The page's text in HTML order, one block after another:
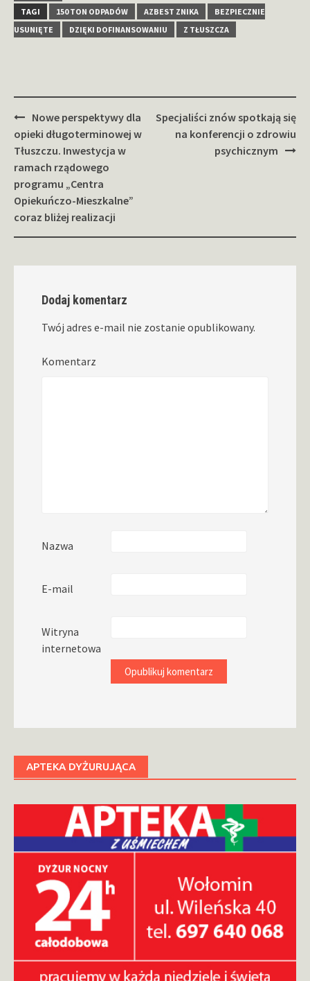
TAGI 150 TON ODPADÓW AZBEST ZNIKA
BEZPIECZNIE
USUNIĘTE
DZIĘKI DOFINANSOWANIU Z TŁUSZCZA
Zobacz
wpisy
Nowe perspektywy dla
opieki długoterminowej w
Tłuszczu. Inwestycja w
ramach rządowego
programu „Centra
Opiekuńczo-Mieszkalne”
coraz bliżej realizacji
Specjaliści znów spotkają się
na konferencji o zdrowiu
psychicznym
Dodaj komentarz
Twój adres e-mail nie zostanie opublikowany.
Komentarz
Nazwa
E-mail
Witryna
internetowa
APTEKA DYŻURUJĄCA